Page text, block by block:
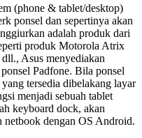
(phone & tablet/desktop)
ponsel dan sepertinya akan
adalah produk dari
produk Motorola Atrix
Asus menyediakan
Padfone. Bila ponsel
tersedia dibelakang layar
menjadi sebuah tablet
keyboard dock, akan
netbook dengan OS Android.